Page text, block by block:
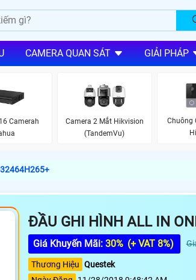
CAMERA QUAN SÁT GIẢI PHÁP
Camerah
Camera 2 Mắt Hikvision
(TandemVu)
Chuông
ĐẦU GHI HÌNH ALL IN
Giá Khuyến Mãi: 30% (+ VAT 8%)
Thương Hiệu Questek